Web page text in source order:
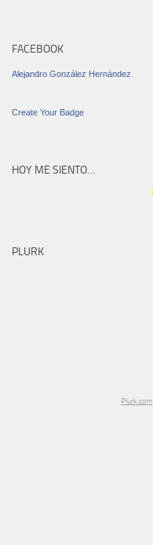
FACEBOOK
Alejandro González Hernández
Create Your Badge
HOY ME SIENTO…
PLURK
Plurk.com